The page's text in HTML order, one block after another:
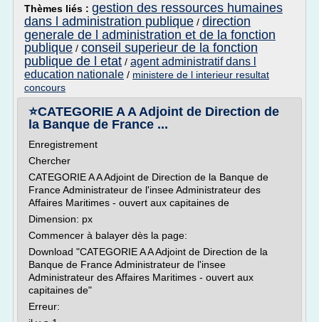
Thèmes liés : gestion des ressources humaines
dans l administration publique / direction
generale de l administration et de la fonction
publique / conseil superieur de la fonction
publique de l etat / agent administratif dans l
education nationale / ministere de l interieur resultat
concours
⭐CATEGORIE A A Adjoint de Direction de
la Banque de France ...
Enregistrement
Chercher
CATEGORIE A A Adjoint de Direction de la Banque de
France Administrateur de l'insee Administrateur des
Affaires Maritimes - ouvert aux capitaines de
Dimension: px
Commencer à balayer dès la page:
Download "CATEGORIE A A Adjoint de Direction de la
Banque de France Administrateur de l'insee
Administrateur des Affaires Maritimes - ouvert aux
capitaines de"
Erreur: